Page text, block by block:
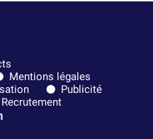
Mentions légales
Publicité
Recrutement